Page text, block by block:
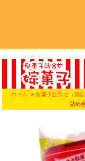
ホーム > お菓子詰合せ（袋詰
詰め